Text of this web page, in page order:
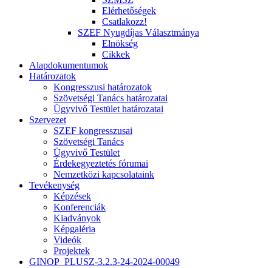
Elérhetőségek
Csatlakozz!
SZEF Nyugdíjas Választmánya
Elnökség
Cikkek
Alapdokumentumok
Határozatok
Kongresszusi határozatok
Szövetségi Tanács határozatai
Ügyvivő Testület határozatai
Szervezet
SZEF kongresszusai
Szövetségi Tanács
Ügyvivő Testület
Érdekegyeztetés fórumai
Nemzetközi kapcsolataink
Tevékenység
Képzések
Konferenciák
Kiadványok
Képgaléria
Videók
Projektek
GINOP_PLUSZ-3.2.3-24-2024-00049